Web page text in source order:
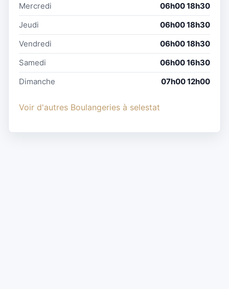
Mercredi
06h00 18h30
Jeudi
06h00 18h30
Vendredi
06h00 18h30
Samedi
06h00 16h30
Dimanche
07h00 12h00
Voir d'autres Boulangeries à selestat